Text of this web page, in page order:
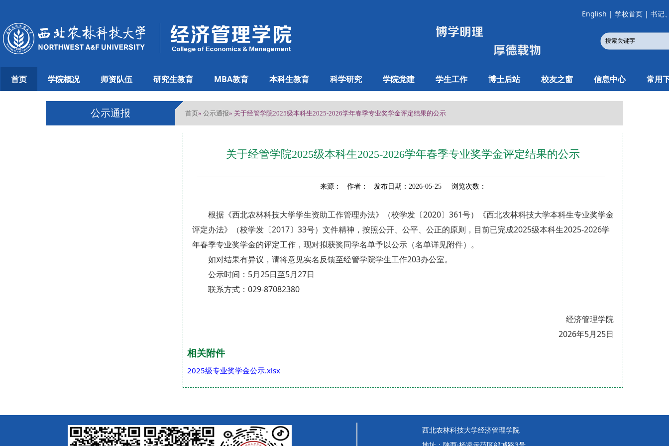
English | 学校首页 | 书记
首页 学院概况 师资队伍 研究生教育 MBA教育 本科生教育 科学研究 学院党建 学生工作 博士后站 校友之窗 信息中心 常用
公示通报 首页» 公示通报» 关于经管学院2025级本科生2025-2026学年春季专业奖学金评定结果的公示
关于经管学院2025级本科生2025-2026学年春季专业奖学金评定结果的公示
来源： 作者： 发布日期：2026-05-25 浏览次数：
根据《西北农林科技大学学生资助工作管理办法》（校学发〔2020〕361号）《西北农林科技大学本科生专业奖学金
评定办法》（校学发〔2017〕33号）文件精神，按照公开、公平、公正的原则，目前已完成2025级本科生2025-2026学
年春季专业奖学金的评定工作，现对拟获奖同学名单予以公示（名单详见附件）。
如对结果有异议，请将意见实名反馈至经管学院学生工作203办公室。
公示时间：5月25日至5月27日
联系方式：029-87082380
经济管理学院
2026年5月25日
相关附件
2025级专业奖学金公示.xlsx
西北农林科技大学经济管理学院